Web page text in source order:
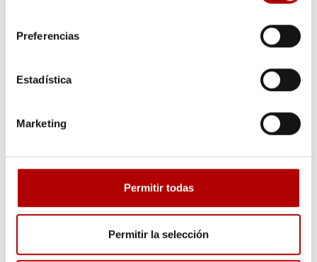
Preferencias
Estadística
Marketing
Permitir todas
Permitir la selección